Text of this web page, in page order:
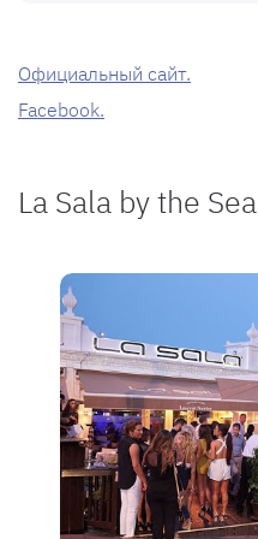
Официальный сайт.
Facebook.
La Sala by the Sea